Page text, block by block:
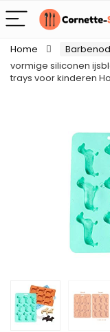
Home
vormige siliconen
trays voor kinderen